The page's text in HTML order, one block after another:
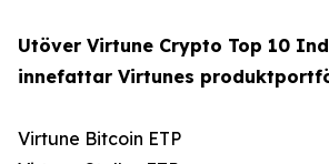
Utöver Virtune Crypto Top 10
innefattar Virtunes
Virtune Bitcoin ETP